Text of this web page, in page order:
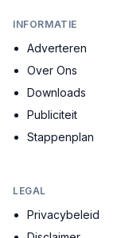
INFORMATIE
Adverteren
Over Ons
Downloads
Publiciteit
Stappenplan
LEGAL
Privacybeleid